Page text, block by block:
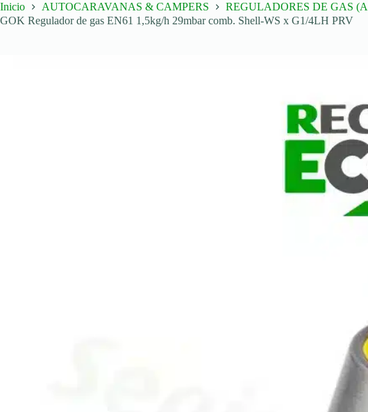
Inicio AUTOCARAVANAS & CAMPERS REGULADORES DE GAS
GOK Regulador de gas EN61 1,5kg/h 29mbar comb. Shell-WS x G1/4LH PRV